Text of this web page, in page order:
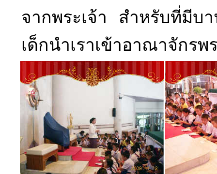
จากพระเจ้า สำหรับที่มีบ
เด็กนำเราเข้าอาณาจักรพ